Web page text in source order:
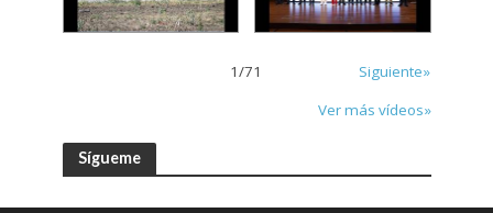
1/71
Siguiente»
Ver más vídeos»
Sígueme